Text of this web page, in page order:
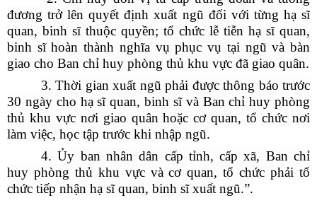
đương trở lên quyết định xuất ngũ đối với từng hạ sĩ
quan, binh sĩ thuộc quyền; tổ chức lễ tiễn hạ sĩ quan,
binh sĩ hoàn thành nghĩa vụ phục vụ tại ngũ và bàn
giao cho Ban chỉ huy phòng thủ khu vực đã giao quân.
3. Thời gian xuất ngũ phải được thông báo trước
30 ngày cho hạ sĩ quan, binh sĩ và Ban chỉ huy phòng
thủ khu vực nơi giao quân hoặc cơ quan, tổ chức nơi
làm việc, học tập trước khi nhập ngũ.
4. Ủy ban nhân dân cấp tỉnh, cấp xã, Ban chỉ
huy phòng thủ khu vực và cơ quan, tổ chức phải tổ
chức tiếp nhận hạ sĩ quan, binh sĩ xuất ngũ.”.